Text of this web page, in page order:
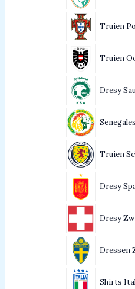
Truien
Truien
Dresy
Truien
Dresy
Dresy
Dressen
Shirts